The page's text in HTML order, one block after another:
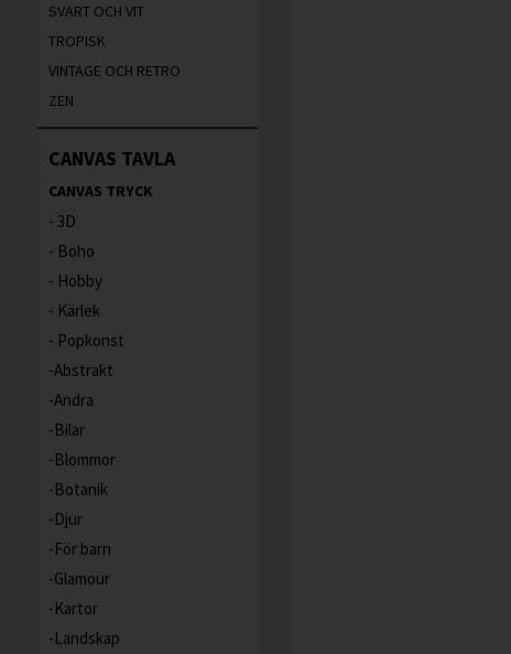
SVART OCH VIT
TROPISK
VINTAGE OCH RETRO
ZEN
CANVAS TAVLA
CANVAS TRYCK
3D
Boho
Hobby
Kärlek
Popkonst
Abstrakt
Andra
Bilar
Blommor
Botanik
Djur
För barn
Glamour
Kartor
Landskap